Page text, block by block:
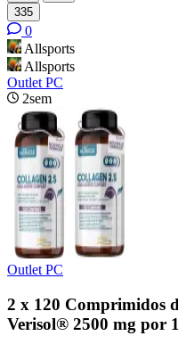
335
0
Allsports
Allsports
Outlet PC
2sem
Outlet PC
2 x 120 Comprimidos
Verisol® 2500 mg por